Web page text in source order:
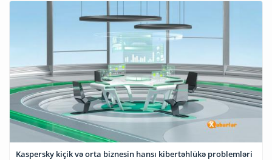
Kaspersky kiçik və orta biznesin hansı kibertəhlükə problemləri